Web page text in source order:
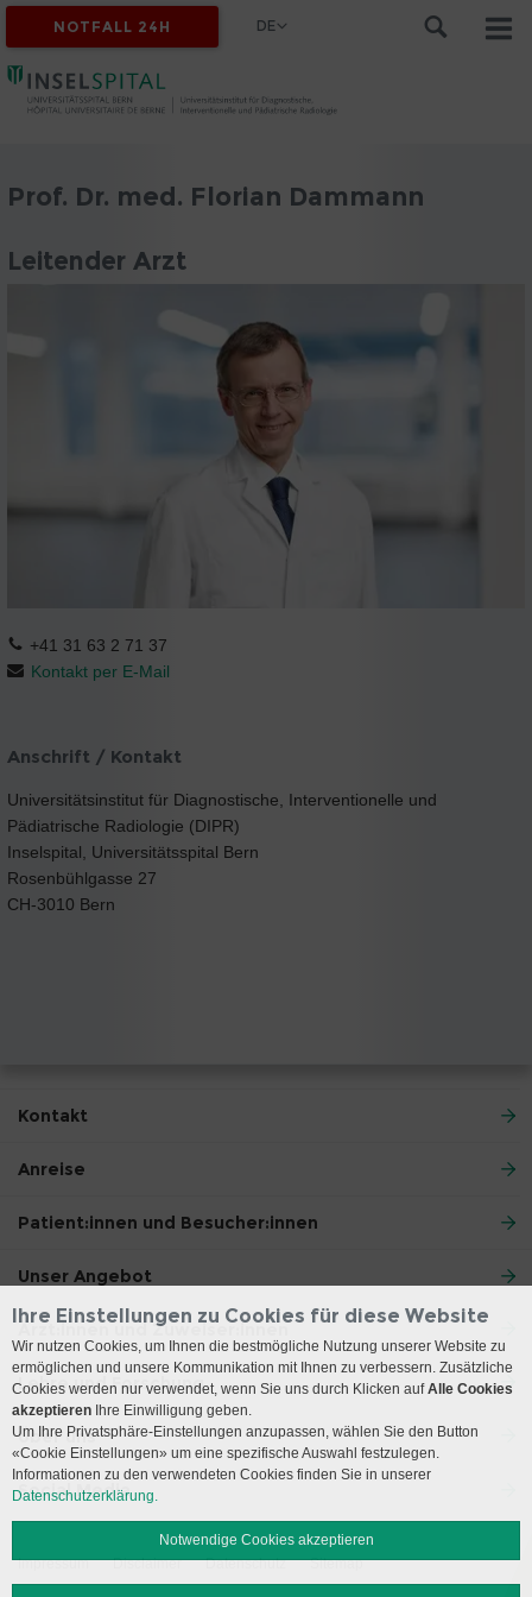
NOTFALL 24H DE
Prof. Dr. med. Florian Dammann
Leitender Arzt
+41 31 63 2 71 37
Kontakt per E-Mail
Anschrift / Kontakt
Universitätsinstitut für Diagnostische, Interventionelle und
Pädiatrische Radiologie (DIPR)
Inselspital, Universitätsspital Bern
Rosenbühlgasse 27
CH-3010 Bern
Kontakt
Anreise
Patient:innen und Besucher:innen
Unser Angebot
Ärzt:innen und Zuweiser:innen
Lehre und Forschung
Über uns
Social Media
Impressum Disclaimer Datenschutz Sitemap
Ihre Einstellungen zu Cookies für diese Website
Wir nutzen Cookies, um Ihnen die bestmögliche Nutzung unserer Website zu
ermöglichen und unsere Kommunikation mit Ihnen zu verbessern. Zusätzliche
Cookies werden nur verwendet, wenn Sie uns durch Klicken aufAlle Cookies
akzeptieren Ihre Einwilligung geben.
Um Ihre Privatsphäre-Einstellungen anzupassen, wählen Sie den Button
«Cookie Einstellungen» um eine spezifische Auswahl festzulegen.
Informationen zu den verwendeten Cookies finden Sie in unserer
Datenschutzerklärung.
Notwendige Cookies akzeptieren